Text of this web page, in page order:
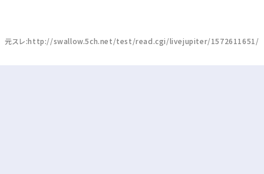
元スレ:http://swallow.5ch.net/test/read.cgi/livejupiter/1572611651/